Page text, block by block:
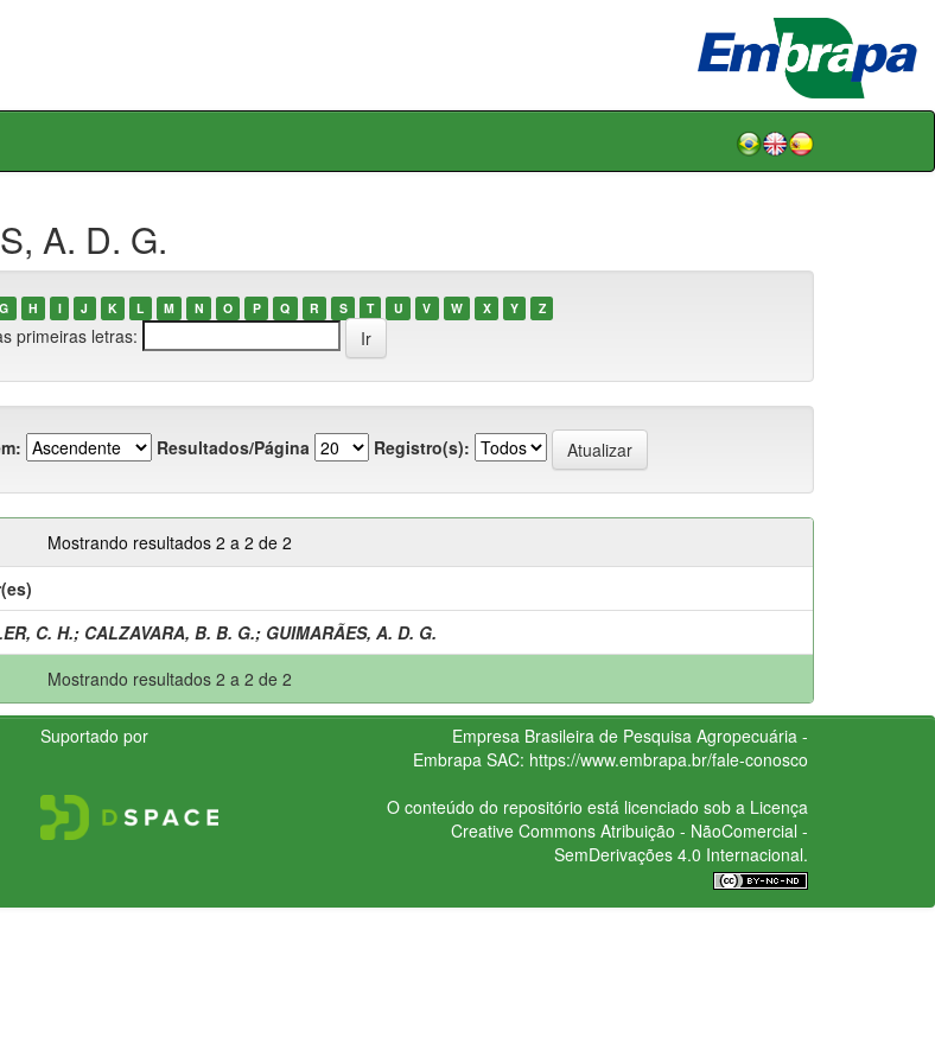
A. D. G.
G H I J K L M N O P Q R S T U V W X Y Z
primeiras letras:
Resultados/Página Registro(s):
Mostrando resultados 2 a 2 de 2
C. H.; CALZAVARA, B. B. G.; GUIMARÃES, A. D. G.
Mostrando resultados 2 a 2 de 2
Suportado por
Empresa Brasileira de Pesquisa Agropecuária -
Embrapa SAC: https://www.embrapa.br/fale-conosco
O conteúdo do repositório está licenciado sob a Licença
Creative CommonsAtribuição - NãoComercial -
SemDerivações 4.0 Internacional.